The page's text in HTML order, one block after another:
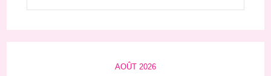
AOÛT 2026